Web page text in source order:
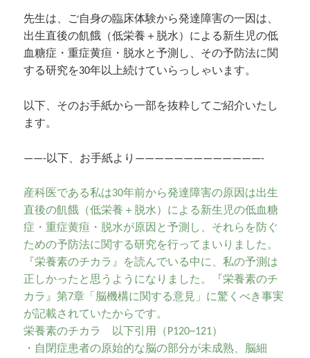
先生は、ご自身の臨床体験から発達障害の一因は、
出生直後の飢餓（低栄養＋脱水）による新生児の低
血糖症・重症黄疸・脱水と予測し、その予防法に関
する研究を30年以上続けていらっしゃいます。
以下、そのお手紙から一部を抜粋してご紹介いたし
ます。
——-以下、お手紙より—————————————-
産科医である私は30年前から発達障害の原因は出生
直後の飢餓（低栄養＋脱水）による新生児の低血糖
症・重症黄疸・脱水が原因と予測し、それらを防ぐ
ための予防法に関する研究を行ってまいりました。
『栄養素のチカラ』を読んでいる中に、私の予測は
正しかったと思うようになりました。『栄養素のチ
カラ』第7章「脳機構に関する意見」に驚くべき事実
が記載されていたからです。
栄養素のチカラ 以下引用（P120~121）
・自閉症患者の原始的な脳の部分が未成熟、脳細